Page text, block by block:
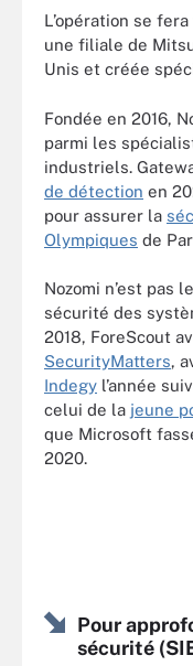
L’opération se
une filiale de
Unis et créée
Fondée en 2016,
parmi les
industriels.
de détection en
pour assurer la
Olympiques de
Nozomi n’est pas
sécurité des
2018, ForeScout
SecurityMatters,
Indegy l’année
celui de la jeune
que Microsoft
2020.
Pour
sécurité